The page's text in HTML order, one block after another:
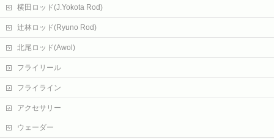
横田ロッド(J.Yokota Rod)
辻林ロッド(Ryuno Rod)
北尾ロッド(Awol)
フライリール
フライライン
アクセサリー
ウェーダー